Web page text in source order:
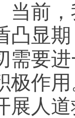
当前
凸显
需要
极作
展人